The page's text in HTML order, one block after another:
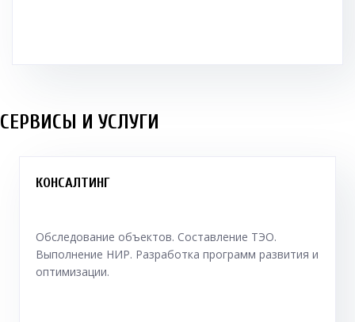
СЕРВИСЫ И УСЛУГИ
КОНСАЛТИНГ
Обследование объектов. Составление ТЭО.
Выполнение НИР. Разработка программ развития и
оптимизации.